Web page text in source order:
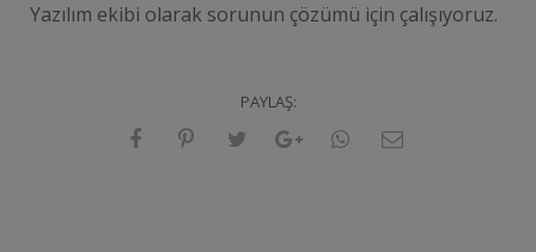
Yazılım ekibi olarak sorunun çözümü için çalışıyoruz.
PAYLAŞ: